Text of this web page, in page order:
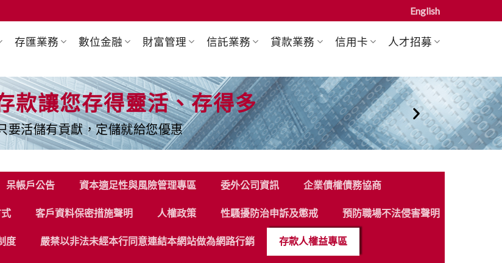
English
存匯業務 數位金融 財富管理 信託業務 貸款業務 信用卡 人才招募
款讓您存得靈活、存得多
要活儲有貢獻，定儲就給您優惠
呆帳戶公告 資本適足性與風險管理專區 委外公司資訊 企業債權債務協商
客戶資料保密措施聲明 人權政策 性騷擾防治申訴及懲戒 預防職場不法侵害聲明
度 嚴禁以非法未經本行同意連結本網站做為網路行銷 存款人權益專區